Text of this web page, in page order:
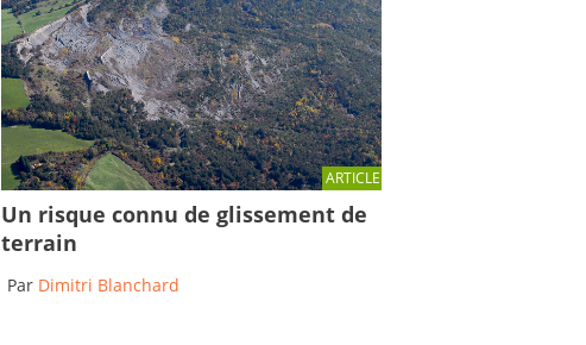
ARTICLE
Un risque connu de glissement de
terrain
Par Dimitri Blanchard